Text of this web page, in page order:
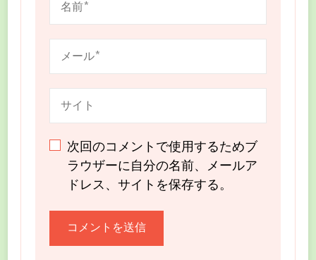
次回のコメントで使用するためブ
ラウザーに自分の名前、メールア
ドレス、サイトを保存する。